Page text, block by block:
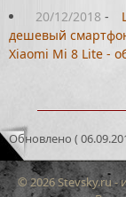
20/12/2018 -
дешевый
Xiaomi Mi 8 Lite -
Обновлено (
© 2026 Stevsky.ru -